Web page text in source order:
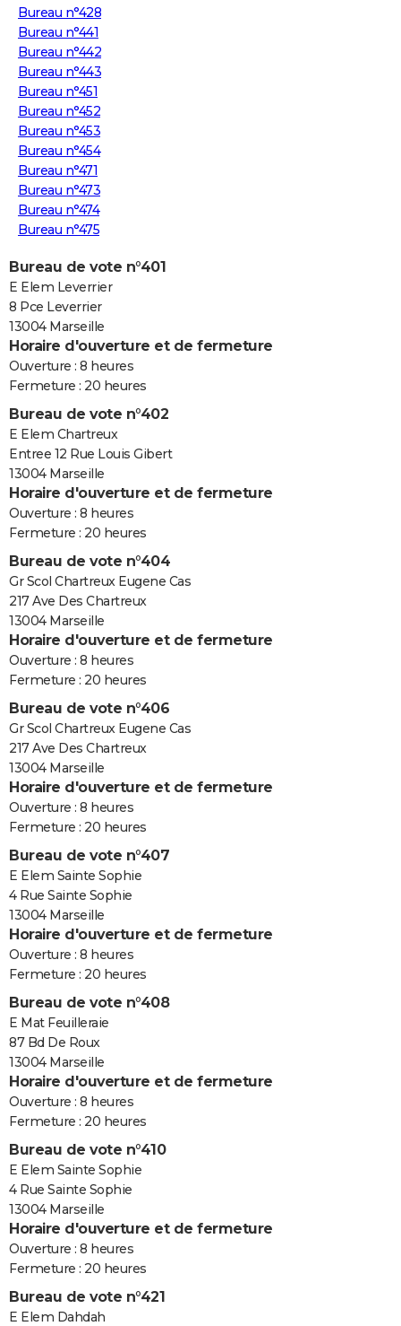
Bureau n°428
Bureau n°441
Bureau n°442
Bureau n°443
Bureau n°451
Bureau n°452
Bureau n°453
Bureau n°454
Bureau n°471
Bureau n°473
Bureau n°474
Bureau n°475
Bureau de vote n°401
E Elem Leverrier
8 Pce Leverrier
13004 Marseille
Horaire d'ouverture et de fermeture
Ouverture : 8 heures
Fermeture : 20 heures
Bureau de vote n°402
E Elem Chartreux
Entree 12 Rue Louis Gibert
13004 Marseille
Horaire d'ouverture et de fermeture
Ouverture : 8 heures
Fermeture : 20 heures
Bureau de vote n°404
Gr Scol Chartreux Eugene Cas
217 Ave Des Chartreux
13004 Marseille
Horaire d'ouverture et de fermeture
Ouverture : 8 heures
Fermeture : 20 heures
Bureau de vote n°406
Gr Scol Chartreux Eugene Cas
217 Ave Des Chartreux
13004 Marseille
Horaire d'ouverture et de fermeture
Ouverture : 8 heures
Fermeture : 20 heures
Bureau de vote n°407
E Elem Sainte Sophie
4 Rue Sainte Sophie
13004 Marseille
Horaire d'ouverture et de fermeture
Ouverture : 8 heures
Fermeture : 20 heures
Bureau de vote n°408
E Mat Feuilleraie
87 Bd De Roux
13004 Marseille
Horaire d'ouverture et de fermeture
Ouverture : 8 heures
Fermeture : 20 heures
Bureau de vote n°410
E Elem Sainte Sophie
4 Rue Sainte Sophie
13004 Marseille
Horaire d'ouverture et de fermeture
Ouverture : 8 heures
Fermeture : 20 heures
Bureau de vote n°421
E Elem Dahdah